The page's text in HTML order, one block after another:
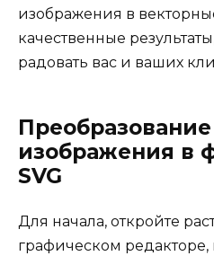
изображения в
качественные
радовать вас и ваших
изображения в
SVG
Для начала, откройте
графическом